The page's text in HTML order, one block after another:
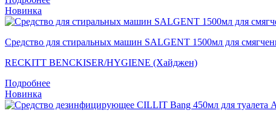
Новинка
Средство для стиральных машин SALGENT 1500мл для
RECKITT BENCKISER/HYGIENE (Хайджен)
Подробнее
Новинка